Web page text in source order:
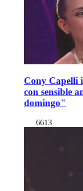
Cony Capelli
con sensible
domingo"
6613